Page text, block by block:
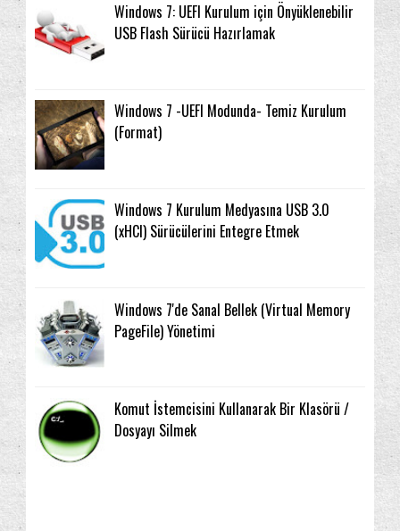
Windows 7: UEFI Kurulum için Önyüklenebilir
USB Flash Sürücü Hazırlamak
Windows 7 -UEFI Modunda- Temiz Kurulum
(Format)
Windows 7 Kurulum Medyasına USB 3.0
(xHCI) Sürücülerini Entegre Etmek
Windows 7'de Sanal Bellek (Virtual Memory
PageFile) Yönetimi
Komut İstemcisini Kullanarak Bir Klasörü /
Dosyayı Silmek